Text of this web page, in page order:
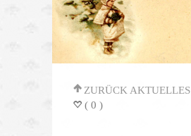
' ZURÜCK AKTUELLES
= ( 0 )